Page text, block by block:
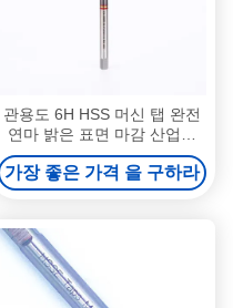
관용도 6H HSS 머신 탭 완전
연마 밝은 표면 마감 산업용
나사 절삭용 정밀 가공 도구
가장 좋은 가격 을 구하라